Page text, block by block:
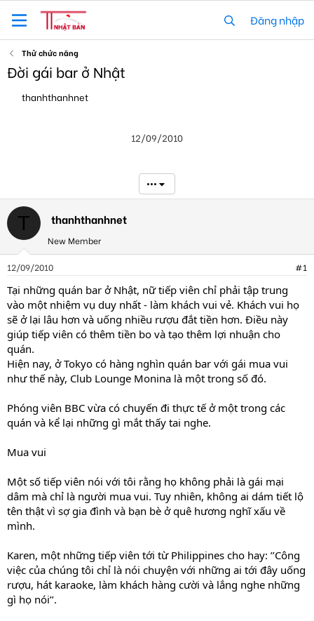
Đăng nhập
Thử chức năng
Đời gái bar ở Nhật
h
r
t
r
thanhthanhnet
12/09/2010
•••
T thanhthanhnet
New Member
12/09/2010 #1
Tại những quán bar ở Nhật, nữ tiếp viên chỉ phải tập trung
vào một nhiệm vụ duy nhất - làm khách vui vẻ. Khách vui họ
sẽ ở lại lâu hơn và uống nhiều rượu đắt tiền hơn. Điều này
giúp tiếp viên có thêm tiền bo và tạo thêm lợi nhuận cho
quán.
Hiện nay, ở Tokyo có hàng nghìn quán bar với gái mua vui
như thế này, Club Lounge Monina là một trong số đó.
Phóng viên BBC vừa có chuyến đi thực tế ở một trong các
quán và kể lại những gì mắt thấy tai nghe.
Mua vui
Một số tiếp viên nói với tôi rằng họ không phải là gái mại
dâm mà chỉ là người mua vui. Tuy nhiên, không ai dám tiết lộ
tên thật vì sợ gia đình và bạn bè ở quê hương nghĩ xấu về
mình.
Karen, một những tiếp viên tới từ Philippines cho hay: ’’Công
việc của chúng tôi chỉ là nói chuyện với những ai tới đây uống
rượu, hát karaoke, làm khách hàng cười và lắng nghe những
gì họ nói’’.